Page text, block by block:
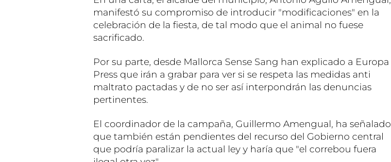
manifestó su compromiso de introducir "modificaciones" en la
celebración de la fiesta, de tal modo que el animal no fuese
sacrificado.
Por su parte, desde Mallorca Sense Sang han explicado a Europa
Press que irán a grabar para ver si se respeta las medidas anti
maltrato pactadas y de no ser así interpondrán las denuncias
pertinentes.
El coordinador de la campaña, Guillermo Amengual, ha señalado
que también están pendientes del recurso del Gobierno central
que podría paralizar la actual ley y haría que "el correbou fuera